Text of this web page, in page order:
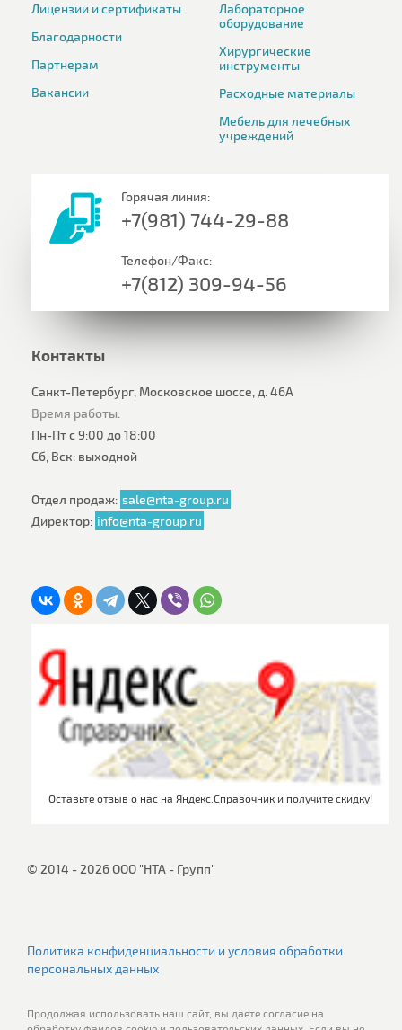
Лицензии и сертификаты
Благодарности
Партнерам
Вакансии
Лабораторное
оборудование
Хирургические
инструменты
Расходные материалы
Мебель для лечебных
учреждений
Горячая линия:
+7(981) 744-29-88
Телефон/Факс:
+7(812) 309-94-56
Контакты
Санкт-Петербург, Московское шоссе, д. 46А
Время работы:
Пн-Пт с 9:00 до 18:00
Сб, Вск: выходной
Отдел продаж: sale@nta-group.ru
Директор: info@nta-group.ru
Оставьте отзыв о нас на Яндекс.Справочник и получите скидку!
© 2014 - 2026 ООО "НТА - Групп"
Политика конфиденциальности и условия обработки
персональных данных
Продолжая использовать наш сайт, вы даете согласие на